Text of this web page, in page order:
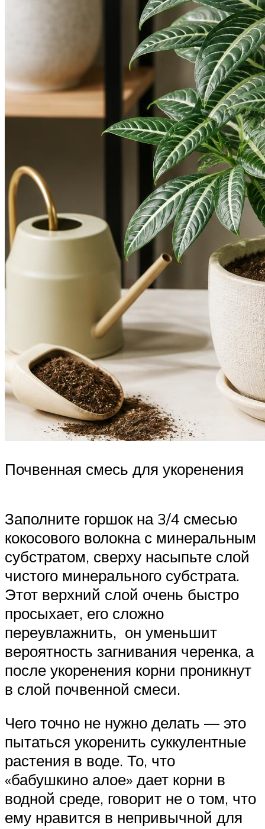
Почвенная смесь для укоренения
Заполните горшок на 3/4 смесью
кокосового волокна с минеральным
субстратом, сверху насыпьте слой
чистого минерального субстрата.
Этот верхний слой очень быстро
просыхает, его сложно
переувлажнить, он уменьшит
вероятность загнивания черенка, а
после укоренения корни проникнут
в слой почвенной смеси.
Чего точно не нужно делать — это
пытаться укоренить суккулентные
растения в воде. То, что
«бабушкино алое» дает корни в
водной среде, говорит не о том, что
ему нравится в непривычной для